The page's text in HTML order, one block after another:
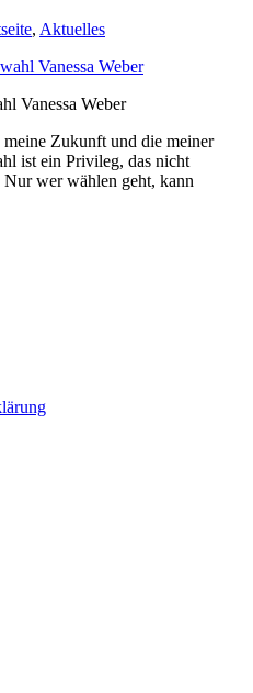
, Aktuelles
Vanessa Weber
Zukunft und die meiner
ist ein Privileg, das nicht
wer wählen geht, kann